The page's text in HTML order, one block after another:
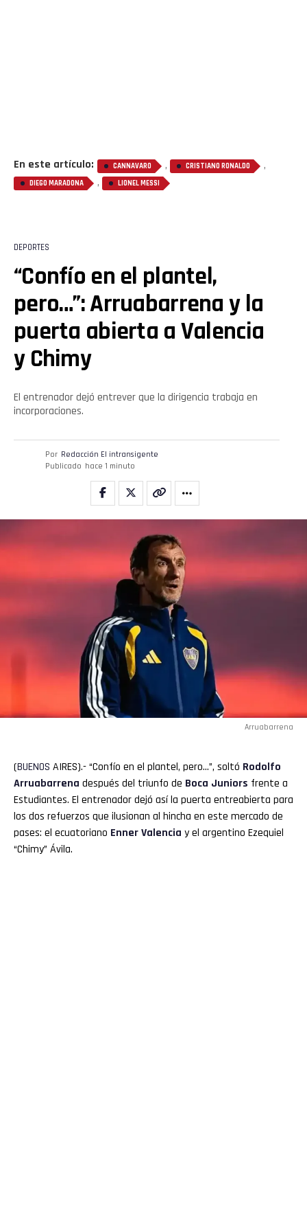
En este artículo: CANNAVARO , CRISTIANO RONALDO ,
DIEGO MARADONA , LIONEL MESSI
DEPORTES
“Confío en el plantel,
pero…”: Arruabarrena y la
puerta abierta a Valencia
y Chimy
El entrenador dejó entrever que la dirigencia trabaja en
incorporaciones.
Por Redacción El intransigente
Publicado hace 1 minuto
Arruabarrena
(BUENOS AIRES).- “Confío en el plantel, pero…”, soltó Rodolfo
Arruabarrena después del triunfo de Boca Juniors frente a
Estudiantes. El entrenador dejó así la puerta entreabierta para
los dos refuerzos que ilusionan al hincha en este mercado de
pases: el ecuatoriano Enner Valencia y el argentino Ezequiel
“Chimy” Ávila.